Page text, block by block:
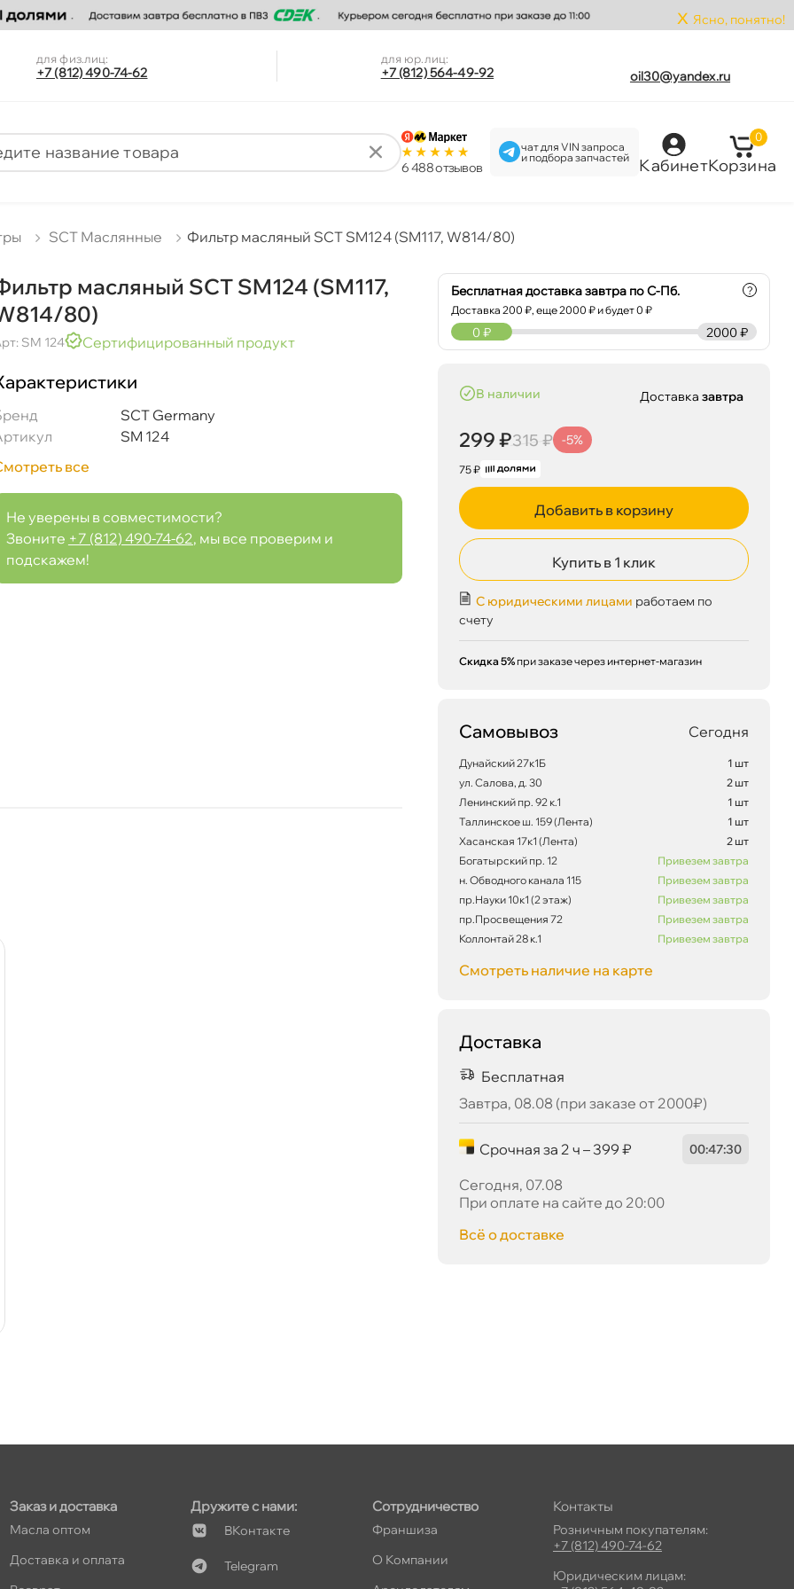
x Ясно, понятно!
для физ.лиц:
+7 (812) 490-74-62
для юр.лиц:
+7 (812) 564-49-92 oil30@yandex.ru
6 488 отзыво
чат для VIN запроса
и подбора запчастей
Кабинет
0
Корзина
SCT Маслянные Фильтр масляный SCT SM124 (SM117, W814/80)
масляный SCT SM124 (SM117,
80)
SM 124 Сертифицированный продукт
SCT Germany
SM 124
все
Не уверены в совместимости?
Звоните +7 (812) 490-74-62, мы все проверим и
подскажем!
Бесплатная доставка завтра по С-Пб.
Доставка200 ₽, еще2000 ₽ и будет 0 ₽
?
2000 ₽
0 ₽
наличии
299 ₽315 ₽ -5%
75 ₽
Доставказавтра
Добавить в корзину
Купить в 1 клик
С юридическими лицами работаем по
счету
Скидка 5% при заказе через интернет-магазин
Самовывоз Сегодня
Дунайский 27к1Б
1 шт
ул. Салова, д. 30
2 шт
Ленинский пр. 92 к.1
1 шт
Таллинское ш. 159 (Лента)
1 шт
Хасанская 17к1 (Лента)
2 шт
Богатырский пр. 12
Привезем завтра
н. Обводного канала 115
Привезем завтра
пр.Науки 10к1 (2 этаж)
Привезем завтра
пр.Просвещения 72
Привезем завтра
Коллонтай 28 к.1
Привезем завтра
Смотреть наличие на карте
Доставка
Бесплатная
Завтра, 08.08 (при заказе от 2000₽)
Срочная за 2 ч – 399 ₽ 00:47:29
Сегодня, 07.08
При оплате на сайте до 20:00
сё о доставке
Заказ и доставка
Масла оптом
Доставка и оплата
Дружите с нами:
Контакте
Telegram
Сотрудничество
Франшиза
О Компании
Контакты
Розничным покупателям:
+7 (812) 490-74-62
Юридическим лицам: